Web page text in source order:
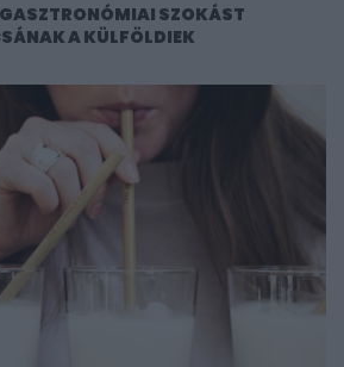
SZOKÁST
A KÜLFÖLDIEK